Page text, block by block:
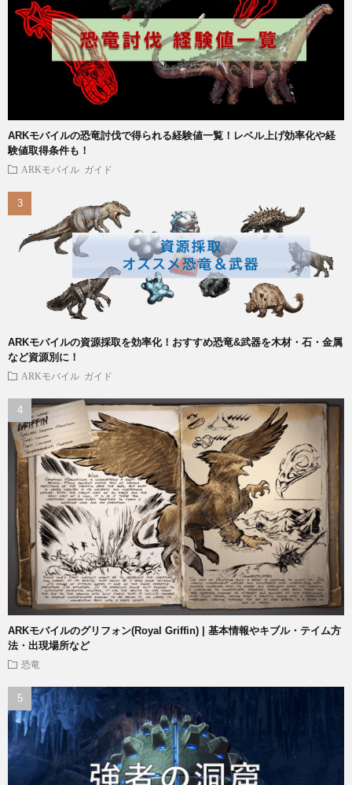
ARKモバイルの恐竜討伐で得られる経験値一覧！レベル上げ効率化や経
験値取得条件も！
ARKモバイル ガイド
ARKモバイルの資源採取を効率化！おすすめ恐竜&武器を木材・石・金属
など資源別に！
ARKモバイル ガイド
ARKモバイルのグリフォン(Royal Griffin) | 基本情報やキブル・テイム方
法・出現場所など
恐竜